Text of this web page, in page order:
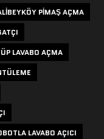
PIMAŞ AÇMA
LAVABO AÇMA
LAVABO AÇICI